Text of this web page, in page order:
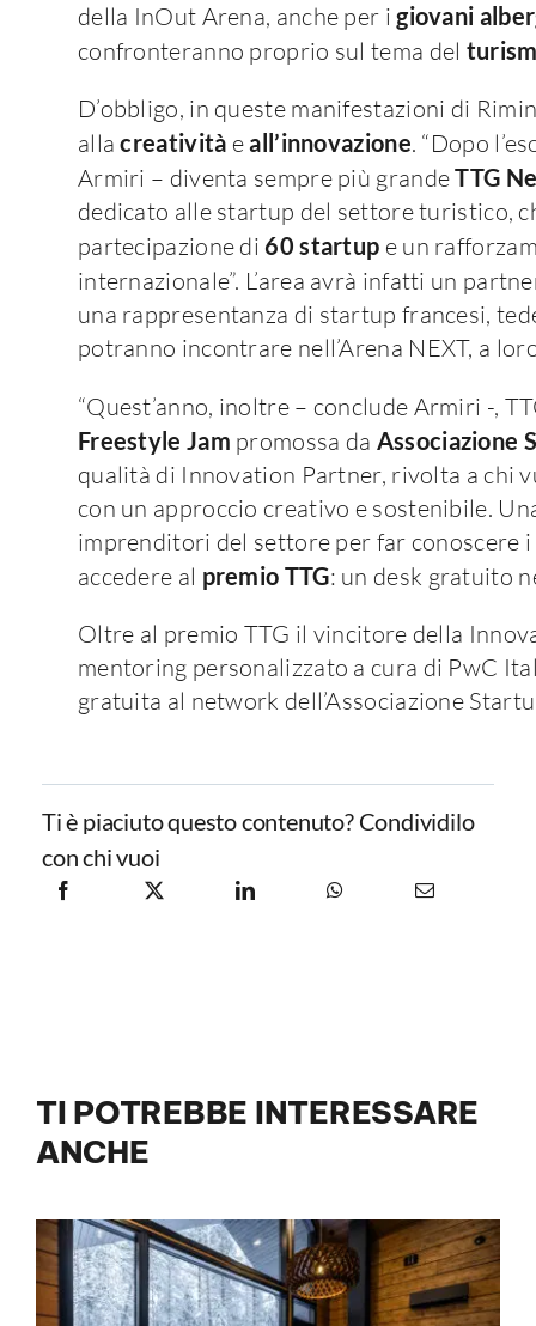
della InOut Arena, anche per igiovani
confronteranno proprio sul tema del
D’obbligo, in queste manifestazioni di
allacreatività eall’innovazione. “Dopo
Armiri – diventa sempre più grandeTTG
dedicato alle startup del settore turistico,
partecipazione di 60 startup e un
internazionale”. L’area avrà infatti un
una rappresentanza di startup francesi,
potranno incontrare nell’Arena NEXT, a
“Quest’anno, inoltre – conclude Armiri -,
Freestyle Jam promossa da Associazione
qualità di Innovation Partner, rivolta a chi
con un approccio creativo e sostenibile.
imprenditori del settore per far conoscere
accedere al premio TTG: un desk gratuito
Oltre al premio TTG il vincitore della
mentoring personalizzato a cura di PwC
gratuita al network dell’Associazione
Ti è piaciuto questo contenuto? Condividilo
con chi vuoi
TI POTREBBE INTERESSARE
ANCHE